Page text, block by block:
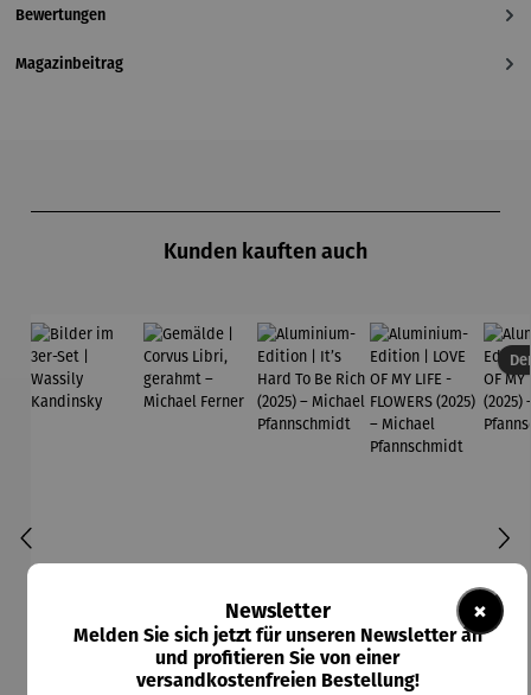
Bewertungen
Magazinbeitrag
Kunden kauften auch
×
Newsletter
Melden Sie sich jetzt für unseren Newsletter an
und profitieren Sie von einer
versandkostenfreien Bestellung!